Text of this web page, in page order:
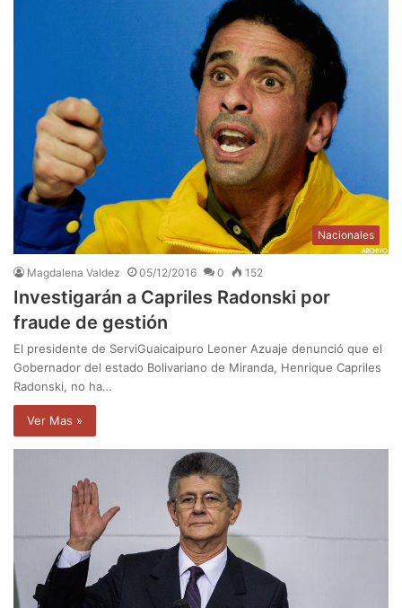
Nacionales
Magdalena Valdez 05/12/2016 0 152
Investigarán a Capriles Radonski por
fraude de gestión
El presidente de ServiGuaicaipuro Leoner Azuaje denunció que el
Gobernador del estado Bolivariano de Miranda, Henrique Capriles
Radonski, no ha…
Ver Mas »